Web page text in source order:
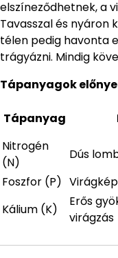
elszíneződhetnek, a
Tavasszal és
télen pedig havonta
trágyázni. Mindig
Tápanyagok
Tápanyag
Nitrogén
(N)
Dús
Foszfor (P)
Kálium (K)
Erős
virágzás